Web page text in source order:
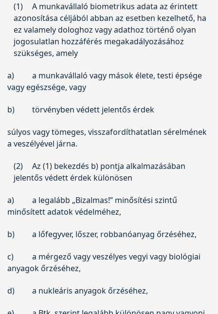
(1)
A munkavállaló biometrikus adata az érintett
azonosítása céljából abban az esetben kezelhető, ha
ez valamely dologhoz vagy adathoz történő olyan
jogosulatlan hozzáférés megakadályozásához
szükséges, amely
a)
a munkavállaló vagy mások élete, testi épsége
vagy egészsége, vagy
b) törvényben védett jelentős érdek
súlyos vagy tömeges, visszafordíthatatlan sérelmének
a veszélyével járna.
(2)
Az (1) bekezdés b) pontja alkalmazásában
jelentős védett érdek különösen
a)
a legalább „Bizalmas!” minősítési szintű
minősített adatok védelméhez,
b) a lőfegyver, lőszer, robbanóanyag őrzéséhez,
c)
a mérgező vagy veszélyes vegyi vagy biológiai
anyagok őrzéséhez,
d) a nukleáris anyagok őrzéséhez,